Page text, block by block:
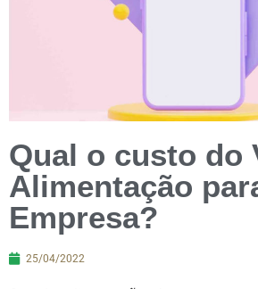
Qual o custo do
Alimentação
Empresa?
25/04/2022